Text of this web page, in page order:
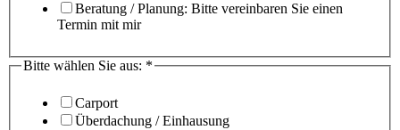
Beratung / Planung: Bitte vereinbaren Sie einen
Termin mit mir
Bitte wählen Sie aus: *
Carport
Überdachung / Einhausung